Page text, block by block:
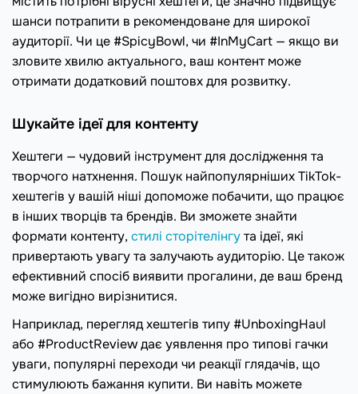
шанси потрапити в рекомендоване для широкої
аудиторії. Чи це #SpicyBowl, чи #InMyCart — якщо ви
зловите хвилю актуального, ваш контент може
отримати додатковий поштовх для розвитку.
Шукайте ідеї для контенту
Хештеги — чудовий інструмент для дослідження та
творчого натхнення. Пошук найпопулярніших TikTok-
хештегів у вашій ніші допоможе побачити, що працює
в інших творців та брендів. Ви зможете знайти
формати контенту, стилі сторітелінгута ідеї, які
привертають увагу та залучають аудиторію. Це також
ефективний спосіб виявити прогалини, де ваш бренд
може вигідно вирізнитися.
Наприклад, перегляд хештегів типу #UnboxingHaul
або #ProductReview дає уявлення про типові гачки
уваги, популярні переходи чи реакції глядачів, що
стимулюють бажання купити. Ви навіть можете